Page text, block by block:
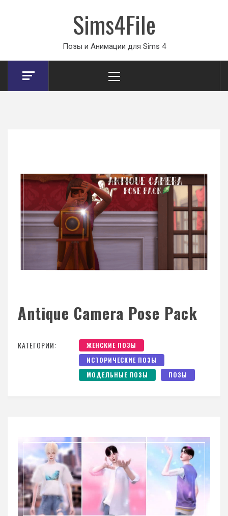
Sims4File
Позы и Анимации для Sims 4
Menu
Antique Camera Pose Pack
КАТЕГОРИИ:
ЖЕНСКИЕ ПОЗЫ
ИСТОРИЧЕСКИЕ ПОЗЫ
МОДЕЛЬНЫЕ ПОЗЫ
ПОЗЫ